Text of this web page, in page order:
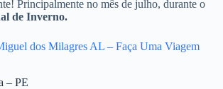
Principalmente no mês de julho, durante o
de Inverno.
dos Milagres AL – Faça Uma Viagem
– PE